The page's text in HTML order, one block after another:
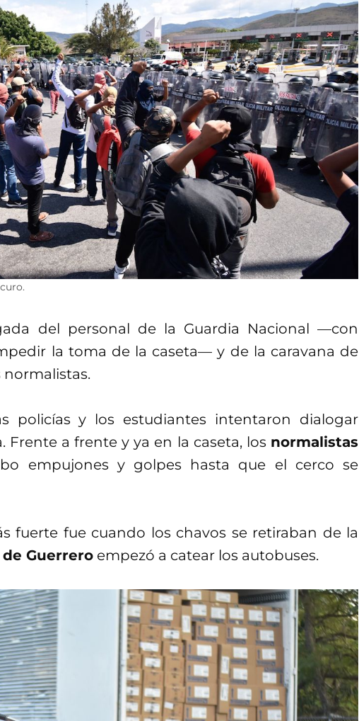
del personal de la Guardia Nacional —con
la toma de la caseta— y de la caravana de
policías y los estudiantes intentaron dialogar
a frente y ya en la caseta, los normalistas
empujones y golpes hasta que el cerco se
fuerte fue cuando los chavos se retiraban de la
Guerrero empezó a catear los autobuses.